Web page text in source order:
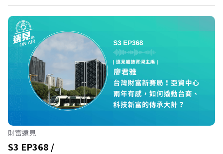
況審慎投資。 完整注意事項詳見網站資訊。 —— 以上為
Firstory Podcast 廣告 —— 在永續減碳、綠色消費與友善
職場的變革浪潮下，傳統大流量、高耗能的百貨零售業該如
何轉型突圍？ 本集《遠見ON AIR》邀請到遠東SOGO百貨
董事長黃晴雯，帶你解析遠東SOGO如何透過戰略布局，打
造出兼顧企業獲利與社會共好的綠色零售新契機！ 🔺如何
從單純百貨專櫃轉型為有溫度的利他平台？ 🔺最難節能的
零售業如何落實「EP100」能效倍增計畫？ 🔺成功推動育
嬰留停、男同仁樂意成家！驚豔業界的「生育代理人制度」
🔺最有人情味的文化橋梁！從社會創新到經典「日本展」的
共好實踐 主持人／遠見雜誌副社長兼遠見智庫總編輯 李建
財富遠見
S3 EP368 /